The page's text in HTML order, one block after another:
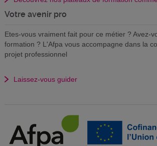
Votre avenir pro
Etes-vous vraiment fait pour ce métier ? Avez-
formation ? L'Afpa vous accompagne dans la
projet professionnel
Laissez-vous guider